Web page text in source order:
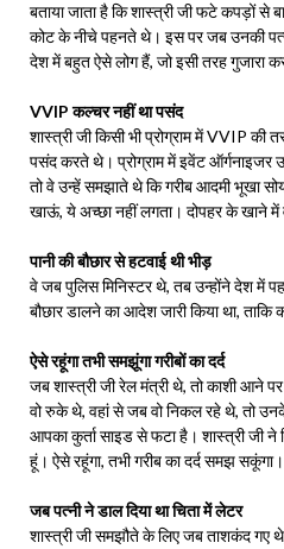
बताया जाता है कि शास्त्री जी फटे कपड़ों से
कोट के नीचे पहनते थे। इस पर जब उनकी
देश में बहुत ऐसे लोग हैं, जो इसी तरह गुजारा
VVIP कल्चर नहीं था पसंद
शास्त्री जी किसी भी प्रोग्राम में VVIP की
पसंद करते थे। प्रोग्राम में इवेंट
तो वे उन्हें समझाते थे कि गरीब आदमी भूखा
खाऊं, ये अच्छा नहीं लगता। दोपहर के खाने
पानी की बौछार से हटवाई थी भीड़
वे जब पुलिस मिनिस्टर थे, तब उन्होंने देश में
बौछार डालने का आदेश जारी किया था, ताकि
ऐसे रहूंगा तभी समझूंगा गरीबों का दर्द
जब शास्त्री जी रेल मंत्री थे, तो काशी आने
वो रुके थे, वहां से जब वो निकल रहे थे, तो
आपका कुर्ता साइड से फटा है। शास्त्री जी ने
हूं। ऐसे रहूंगा, तभी गरीब का दर्द समझ सकूंगा।
जब पत्‍नी ने डाल दिया था चिता में लेटर
शास्त्री जी समझौते के लिए जब ताशकंद गए